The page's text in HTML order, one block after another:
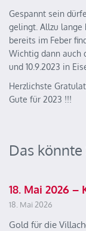
Gespannt sein
gelingt. Allzu
bereits im Feber
Wichtig dann auch
und 10.9.2023 in
Herzlichste
Gute für 2023 !!!
Das
18. Mai 2026 –
18. Mai 2026
Gold für die